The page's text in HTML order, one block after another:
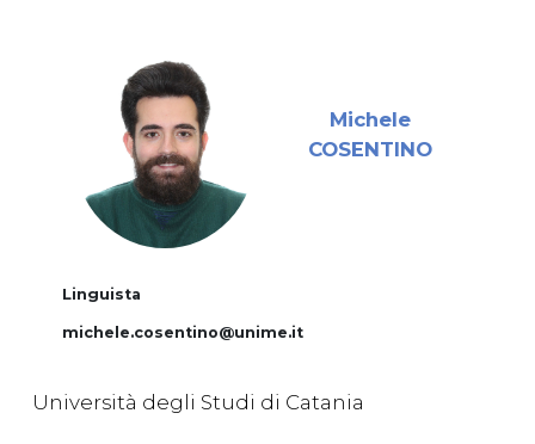
Michele
COSENTINO
Linguista
michele.cosentino@unime.it
Università degli Studi di Catania